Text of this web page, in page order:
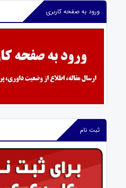
ورود به صفحه کاربری
ثبت نام